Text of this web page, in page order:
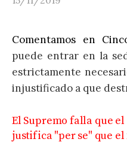
Comentamos en
puede entrar en la
estrictamente
injustificado a que
El Supremo falla que
justifica "per se" que